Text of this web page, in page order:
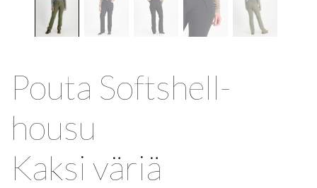
Pouta Softshell-
housu
Kaksi väriä